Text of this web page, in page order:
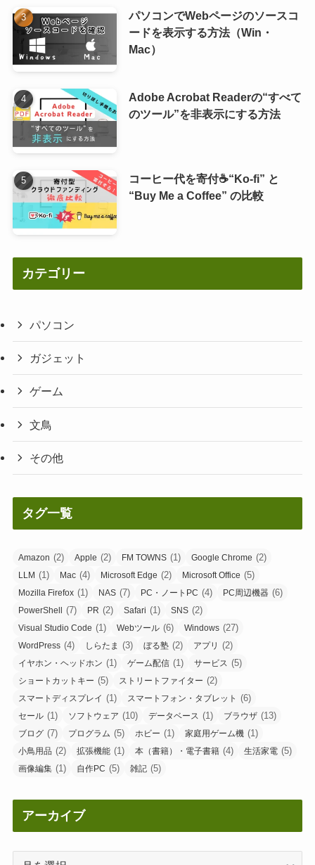
パソコンでWebページのソースコ
ードを表示する方法（Win・
Mac）
Adobe Acrobat Readerの“すべて
のツール”を非表示にする方法
コーヒー代を寄付☕“Ko-fi” と
“Buy Me a Coffee” の比較
カテゴリー
パソコン
ガジェット
ゲーム
文鳥
その他
タグ一覧
Amazon (2) Apple (2) FM TOWNS (1) Google Chrome (2)
LLM (1) Mac (4) Microsoft Edge (2) Microsoft Office (5)
Mozilla Firefox (1) NAS (7) PC・ノートPC (4) PC周辺機器 (6)
PowerShell (7) PR (2) Safari (1) SNS (2)
Visual Studio Code (1) Webツール (6) Windows (27)
WordPress (4) しらたま (3) ぼる塾 (2) アプリ (2)
イヤホン・ヘッドホン (1) ゲーム配信 (1) サービス (5)
ショートカットキー (5) ストリートファイター (2)
スマートディスプレイ (1) スマートフォン・タブレット (6)
セール (1) ソフトウェア (10) データベース (1) ブラウザ (13)
ブログ (7) プログラム (5) ホビー (1) 家庭用ゲーム機 (1)
小鳥用品 (2) 拡張機能 (1) 本（書籍）・電子書籍 (4) 生活家電 (5)
画像編集 (1) 自作PC (5) 雑記 (5)
アーカイブ